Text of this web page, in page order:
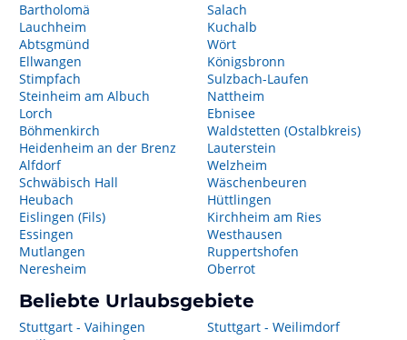
Bartholomä
Lauchheim
Abtsgmünd
Ellwangen
Stimpfach
Steinheim am Albuch
Lorch
Böhmenkirch
Heidenheim an der Brenz
Alfdorf
Schwäbisch Hall
Heubach
Eislingen (Fils)
Essingen
Mutlangen
Neresheim
Salach
Kuchalb
Wört
Königsbronn
Sulzbach-Laufen
Nattheim
Ebnisee
Waldstetten (Ostalbkreis)
Lauterstein
Welzheim
Wäschenbeuren
Hüttlingen
Kirchheim am Ries
Westhausen
Ruppertshofen
Oberrot
Beliebte Urlaubsgebiete
Stuttgart - Vaihingen
Stuttgart - Weilimdorf